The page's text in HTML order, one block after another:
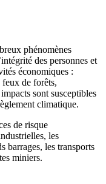
phénomènes
des personnes et
économiques :
de forêts,
sont susceptibles
climatique.
de risque
les
barrages, les transports
miniers.